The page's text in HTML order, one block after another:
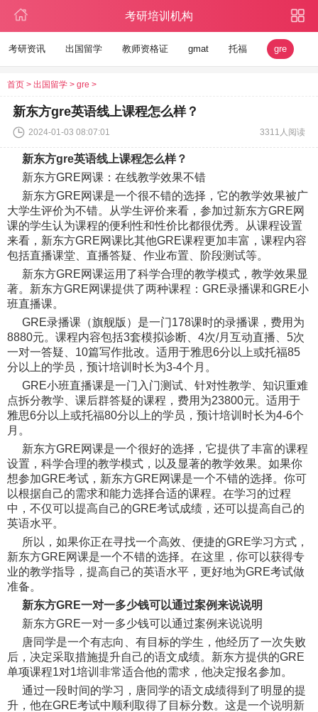
考研培训机构
考研资讯 出国留学 教师资格证 gmat 托福 gre
首页 > 出国留学 > gre >
新东方gre英语线上课程怎么样？
2024-01-03 08:07:01 3311人阅读
新东方gre英语线上课程怎么样？
新东方GRE网课：在线教学效果不错
新东方GRE网课是一个很不错的选择，它的教学效果被广
大学生评价为不错。从学生评价来看，参加过新东方GRE网
课的学生认为课程的便利性和性价比都很优秀。从课程设置
来看，新东方GRE网课比其他GRE课程更加丰富，课程内容
包括直播课堂、直播答疑、作业布置、阶段测试等。
新东方GRE网课运用了科学合理的教学模式，教学效果显
著。新东方GRE网课提供了两种课程：GRE录播课和GRE小
班直播课。
GRE录播课（旗舰版）是一门178课时的录播课，费用为
8880元。课程内容包括3套模拟诊断、4次/月互动直播、5次
一对一答疑、10篇写作批改。适用于雅思6分以上或托福85
分以上的学员，预计培训时长为3-4个月。
GRE小班直播课是一门入门测试、针对性教学、知识重难
点拆分教学、课后群答疑的课程，费用为23800元。适用于
雅思6分以上或托福80分以上的学员，预计培训时长为4-6个
月。
新东方GRE网课是一个很好的选择，它提供了丰富的课程
设置，科学合理的教学模式，以及显著的教学效果。如果你
想参加GRE考试，新东方GRE网课是一个不错的选择。你可
以根据自己的需求和能力选择合适的课程。在学习的过程
中，不仅可以提高自己的GRE考试成绩，还可以提高自己的
英语水平。
所以，如果你正在寻找一个高效、便捷的GRE学习方式，
新东方GRE网课是一个不错的选择。在这里，你可以获得专
业的教学指导，提高自己的英语水平，更好地为GRE考试做
准备。
新东方GRE一对一多少钱可以通过案例来说说明
新东方GRE一对一多少钱可以通过案例来说说明
唐同学是一个有志向、有目标的学生，他经历了一次失败
后，决定采取措施提升自己的语文成绩。新东方提供的GRE
单项课程1对1培训非常适合他的需求，他决定报名参加。
通过一段时间的学习，唐同学的语文成绩得到了明显的提
升，他在GRE考试中顺利取得了目标分数。这是一个说明新